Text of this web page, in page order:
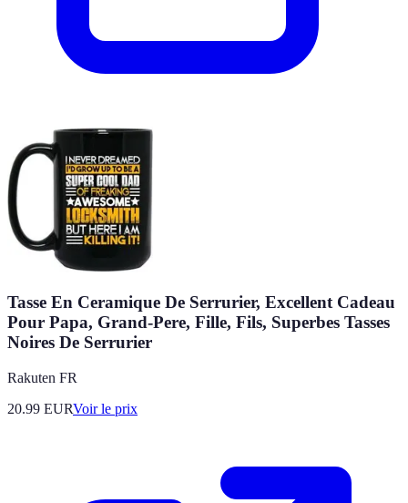
Tasse En Ceramique De Serrurier, Excellent Cadeau
Pour Papa, Grand-Pere, Fille, Fils, Superbes Tasses
Noires De Serrurier
Rakuten FR
20.99 EURVoir le prix